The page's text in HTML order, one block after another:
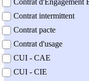
Contrat d'Engagement
Contrat intermittent
Contrat pacte
Contrat d'usage
CUI - CAE
CUI - CIE